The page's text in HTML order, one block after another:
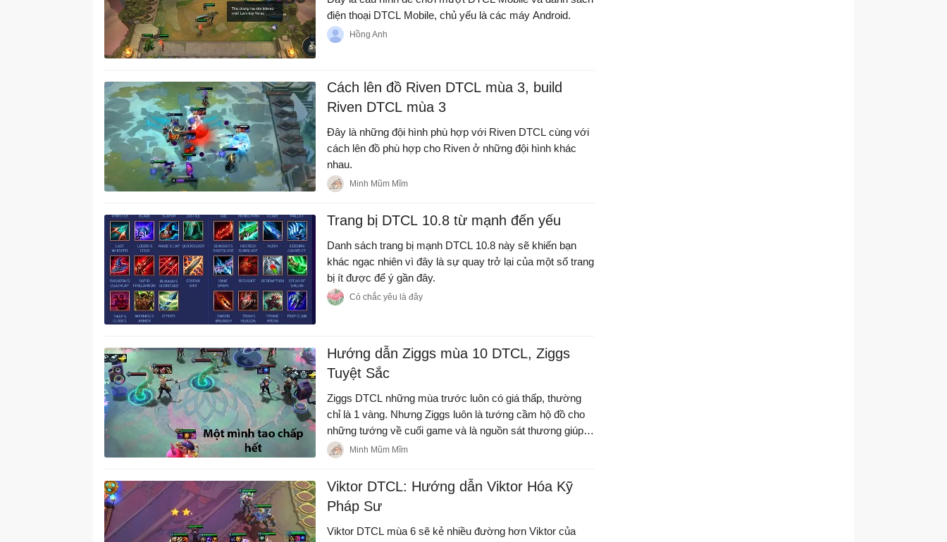
điện thoại DTCL Mobile, chủ yếu là các máy Android.
Hồng Anh
Cách lên đồ Riven DTCL mùa 3, build
Riven DTCL mùa 3
Đây là những đội hình phù hợp với Riven DTCL cùng với
cách lên đồ phù hợp cho Riven ở những đội hình khác
nhau.
Minh Mũm Mĩm
Trang bị DTCL 10.8 từ mạnh đến yếu
Danh sách trang bị mạnh DTCL 10.8 này sẽ khiến bạn
khác ngạc nhiên vì đây là sự quay trở lại của một số trang
bị ít được để ý gần đây.
Có chắc yêu là đây
Hướng dẫn Ziggs mùa 10 DTCL, Ziggs
Tuyệt Sắc
Ziggs DTCL những mùa trước luôn có giá thấp, thường
chỉ là 1 vàng. Nhưng Ziggs luôn là tướng cầm hộ đồ cho
những tướng về cuối game và là nguồn sát thương giúp
nhiều người chơi có chuỗi thắng ở đầu game.
Minh Mũm Mĩm
Viktor DTCL: Hướng dẫn Viktor Hóa Kỹ
Pháp Sư
Viktor DTCL mùa 6 sẽ kẻ nhiều đường hơn Viktor của